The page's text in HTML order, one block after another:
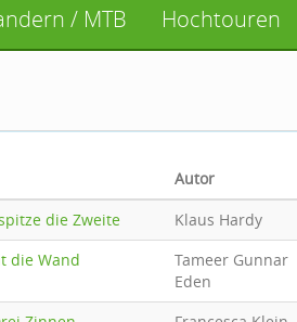
/ MTB Hochtouren
Autor
die Zweite Klaus Hardy
die Wand
Tameer Gunnar
Eden